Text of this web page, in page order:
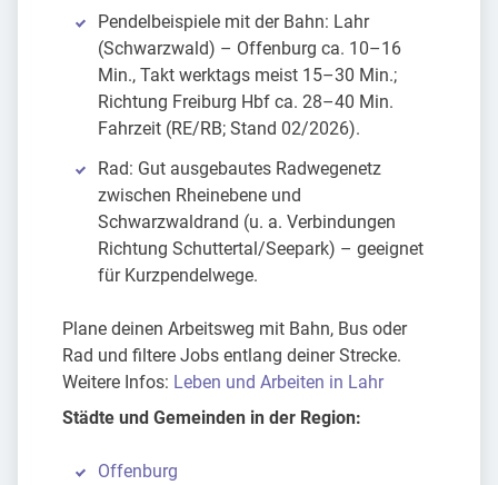
Pendelbeispiele mit der Bahn: Lahr
(Schwarzwald) – Offenburg ca. 10–16
Min., Takt werktags meist 15–30 Min.;
Richtung Freiburg Hbf ca. 28–40 Min.
Fahrzeit (RE/RB; Stand 02/2026).
Rad: Gut ausgebautes Radwegenetz
zwischen Rheinebene und
Schwarzwaldrand (u. a. Verbindungen
Richtung Schuttertal/Seepark) – geeignet
für Kurzpendelwege.
Plane deinen Arbeitsweg mit Bahn, Bus oder
Rad und filtere Jobs entlang deiner Strecke.
Weitere Infos: Leben und Arbeiten in Lahr
Städte und Gemeinden in der Region:
Offenburg